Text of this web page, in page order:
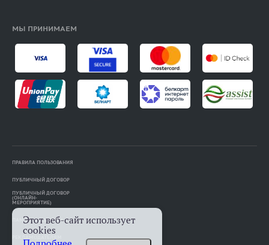
МЫ ПРИНИМАЕМ
ПРАВИЛА ПОЛЬЗОВАНИЯ
ПУБЛИЧНЫЙ ДОГОВОР
ПУБЛИЧНЫЙ ДОГОВОР
(ОНЛАЙН-
МЕРОПРИЯТИЕ)
ПАМЯТКА АВТОРАМ
Этот веб-сайт использует
cookies